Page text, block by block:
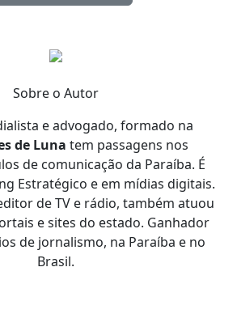
Sobre o Autor
e advogado, formado na
de Luna tem passagens nos
de comunicação da Paraíba. É
Estratégico e em mídias digitais.
de TV e rádio, também atuou
e sites do estado. Ganhador
de jornalismo, na Paraíba e no
Brasil.